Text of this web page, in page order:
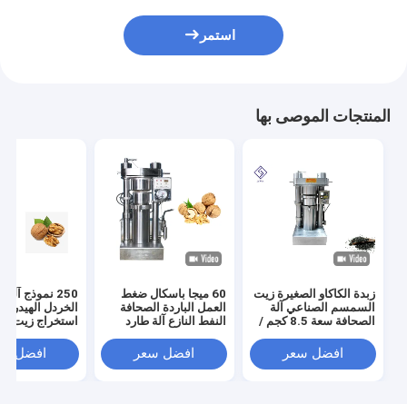
استمر
المنتجات الموصى بها
زبدة الكاكاو الصغيرة زيت
السمسم الصناعي آلة
الصحافة سعة 8.5 كجم /
افضل سعر
60 ميجا باسكال ضغط
العمل الباردة الصحافة
النفط النازع آلة طارد
افضل سعر
250 نموذج
الخردل
استخراج زيت
افضل